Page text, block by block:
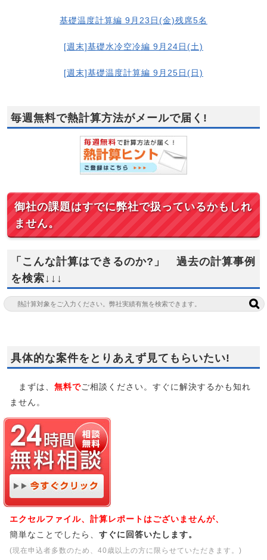
基礎温度計算編 9月23日(金)残席5名
[週末]基礎水冷空冷編 9月24日(土)
[週末]基礎温度計算編 9月25日(日)
毎週無料で熱計算方法がメールで届く!
御社の課題はすでに弊社で扱っているかもしれ
ません。
「こんな計算はできるのか?」 過去の計算事例
を検索↓↓↓
具体的な案件をとりあえず見てもらいたい!
まずは、 無料でご相談ください。すぐに解決するかも知れ
ません。
エクセルファイル、計算レポートはございませんが、
簡単なことでしたら、 すぐに回答いたします。
(現在申込者多数のため、40歳以上の方に限らせていただきます。)